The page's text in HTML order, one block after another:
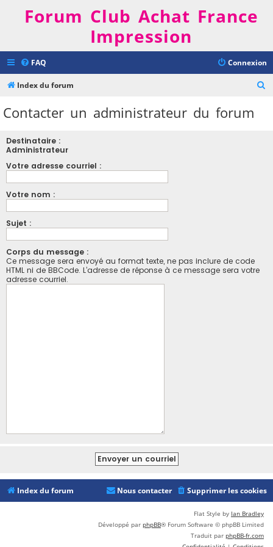
Forum Club Achat France
Impression
FAQ Connexion
Index du forum
Contacter un administrateur du forum
Destinataire :
Administrateur
Votre adresse courriel :
Votre nom :
Sujet :
Corps du message :
Ce message sera envoyé au format texte, ne pas inclure de code
HTML ni de BBCode. L’adresse de réponse à ce message sera votre
adresse courriel.
Index du forum Supprimer les cookies
Nous contacter
Flat Style by Ian Bradley
Développé par phpBB® Forum Software © phpBB Limited
Traduit par phpBB-fr.com